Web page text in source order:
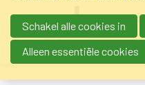
Main navigation
Schakel alle cookies in
Alleen essentiële cookies